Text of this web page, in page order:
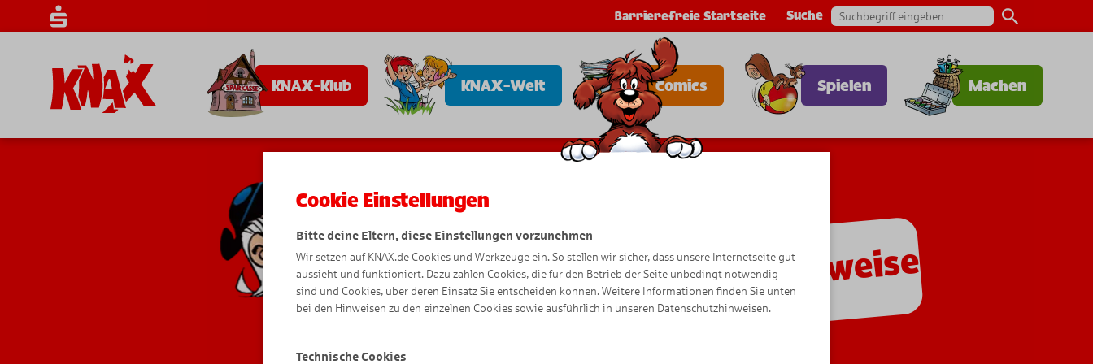
Barrierefreie Startseite Suche
KNAX-Klub KNAX-Welt Comics Spielen Machen
Datenschutzhinweise
Cookie Einstellungen
Bitte deine Eltern, diese Einstellungen vorzunehmen
Wir setzen auf KNAX.de Cookies und Werkzeuge ein. So stellen wir sicher, dass unsere Internetseite gut
aussieht und funktioniert. Dazu zählen Cookies, die für den Betrieb der Seite unbedingt notwendig
sind und Cookies, über deren Einsatz Sie entscheiden können. Weitere Informationen finden Sie unten
bei den Hinweisen zu den einzelnen Cookies sowie ausführlich in unseren Datenschutzhinweisen.
Technische Cookies